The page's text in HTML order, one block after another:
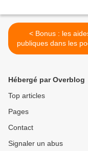
< Bonus : les aides
publiques dans les
des banquiers ?
Hébergé par Overblog
Top articles
Pages
Contact
Signaler un abus